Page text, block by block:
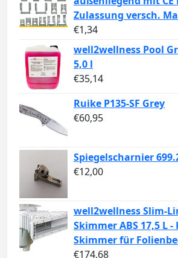
Zulassung versch.
€1,34
well2wellness Pool
5,0 l
€35,14
Ruike P135-SF Grey
€60,95
Spiegelscharnier
€12,00
well2wellness Slim-
Skimmer ABS 17,5 L
Skimmer für
€174,68